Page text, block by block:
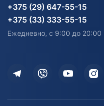
Карта сайта
Информация до получения
согласия на обработку
Доставка
Дополнительные услуги
Оставить отзыв
Водный транспорт
Электротранспорт
Здоровье
Агротехника
Электротранспорт
+375 (29) 647-55-15
+375 (33) 333-55-15
Ежедневно, с 9:00 до 20:00